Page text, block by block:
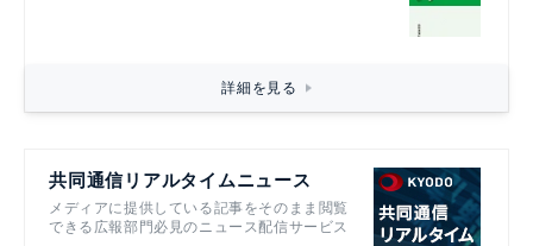
詳細を見る
共同通信リアルタイムニュース
メディアに提供している記事をそのまま閲覧
できる広報部門必見のニュース配信サービス